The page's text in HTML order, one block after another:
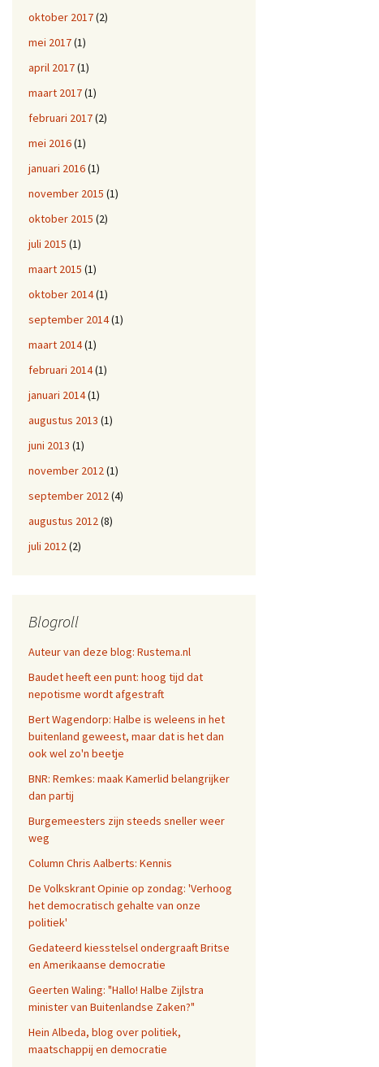
oktober 2017(2)
mei 2017(1)
april 2017(1)
maart 2017(1)
februari 2017(2)
mei 2016(1)
januari 2016(1)
november 2015 (1)
oktober 2015 (2)
juli 2015 (1)
maart 2015 (1)
oktober 2014(1)
september 2014(1)
maart 2014(1)
februari 2014(1)
januari 2014(1)
augustus 2013 (1)
juni 2013 (1)
november 2012 (1)
september 2012 (4)
augustus 2012 (8)
juli 2012 (2)
Blogroll
Auteur van deze blog: Rustema.nl
Baudet heeft een punt: hoog tijd dat
nepotisme wordt afgestraft
Bert Wagendorp: Halbe is weleens in het
buitenland geweest, maar dat is het dan
ook wel zo'n beetje
BNR: Remkes: maak Kamerlid belangrijker
dan partij
Burgemeesters zijn steeds sneller weer
weg
Column Chris Aalberts: Kennis
De Volkskrant Opinie op zondag: 'Verhoog
het democratisch gehalte van onze
politiek'
Gedateerd kiesstelsel ondergraaft Britse
en Amerikaanse democratie
Geerten Waling: "Hallo! Halbe Zijlstra
minister van Buitenlandse Zaken?"
Hein Albeda, blog over politiek,
maatschappij en democratie